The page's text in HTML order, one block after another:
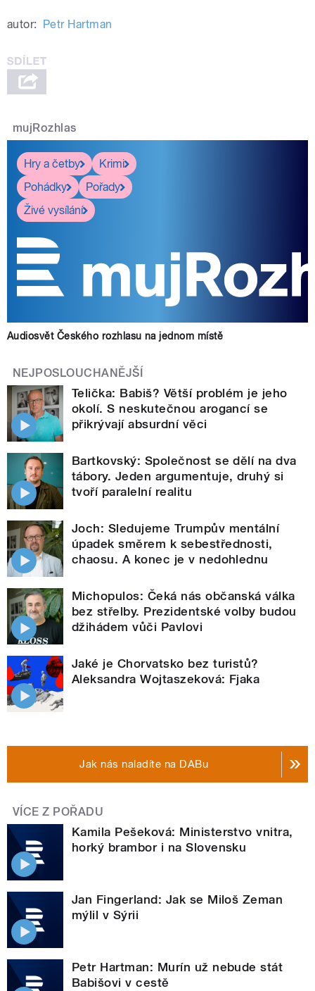
autor: Petr Hartman
mujRozhlas
Hry a četby
Krimi
Pohádky
Pořady
Živé vysílání
Audiosvět Českého rozhlasu na jednom místě
NEJPOSLOUCHANĚJŠÍ
Telička: Babiš? Větší problém je jeho
okolí. S neskutečnou arogancí se
přikrývají absurdní věci
Bartkovský: Společnost se dělí na dva
tábory. Jeden argumentuje, druhý si
tvoří paralelní realitu
Joch: Sledujeme Trumpův mentální
úpadek směrem k sebestřednosti,
chaosu. A konec je v nedohlednu
Michopulos: Čeká nás občanská válka
bez střelby. Prezidentské volby budou
džihádem vůči Pavlovi
Jaké je Chorvatsko bez turistů?
Aleksandra Wojtaszeková: Fjaka
Jak nás naladíte na DABu
VÍCE Z POŘADU
Kamila Pešeková: Ministerstvo vnitra,
horký brambor i na Slovensku
Jan Fingerland: Jak se Miloš Zeman
mýlil v Sýrii
Petr Hartman: Murín už nebude stát
Babišovi v cestě